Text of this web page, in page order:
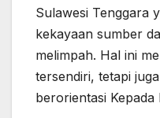
Sulawesi Tenggara
kekayaan sumber
melimpah. Hal ini
tersendiri, tetapi
berorientasi